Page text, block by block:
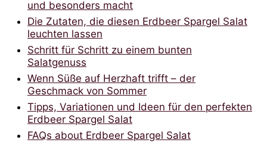
und besonders macht
Die Zutaten, die diesen Erdbeer Spargel Salat
leuchten lassen
Schritt für Schritt zu einem bunten
Salatgenuss
Wenn Süße auf Herzhaft trifft – der
Geschmack von Sommer
Tipps, Variationen und Ideen für den perfekten
Erdbeer Spargel Salat
FAQs about Erdbeer Spargel Salat